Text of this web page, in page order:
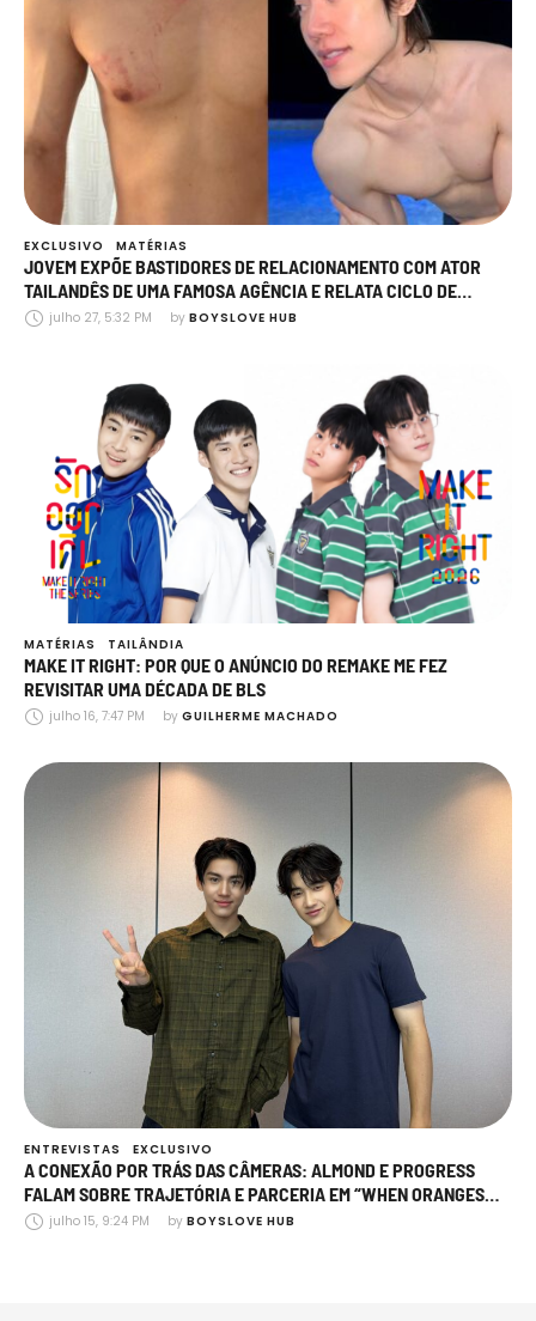
EXCLUSIVO MATÉRIAS
JOVEM EXPÕE BASTIDORES DE RELACIONAMENTO COM ATOR
TAILANDÊS DE UMA FAMOSA AGÊNCIA E RELATA CICLO DE
AGRESSÃO, MANIPULAÇÃO E TRAIÇÕES
julho 27, 5:32 PM by BOYSLOVE HUB
MATÉRIAS TAILÂNDIA
MAKE IT RIGHT: POR QUE O ANÚNCIO DO REMAKE ME FEZ
REVISITAR UMA DÉCADA DE BLS
julho 16, 7:47 PM by GUILHERME MACHADO
ENTREVISTAS EXCLUSIVO
A CONEXÃO POR TRÁS DAS CÂMERAS: ALMOND E PROGRESS
FALAM SOBRE TRAJETÓRIA E PARCERIA EM “WHEN ORANGES
FALL”julho 15, 9:24 PM by BOYSLOVE HUB